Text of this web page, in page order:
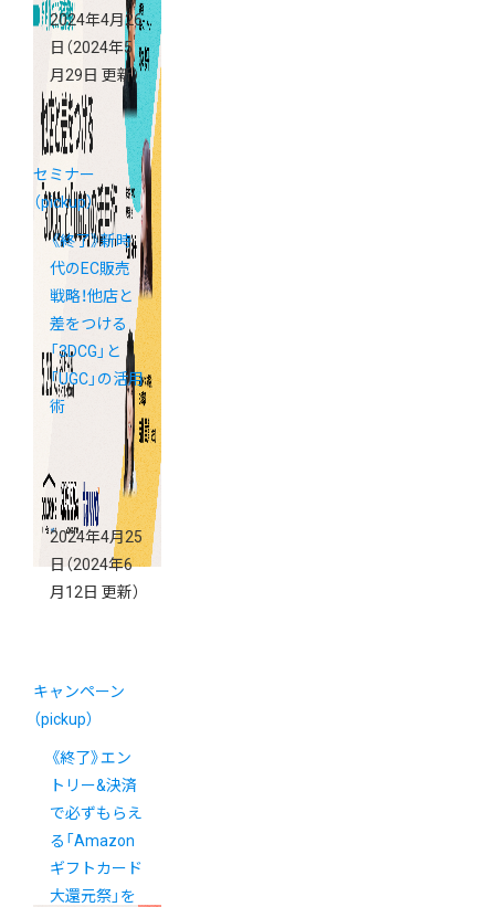
2024年4月26
日 （2024年5
月29日 更新）
セミナー
（pickup）
《終了》新時
代のEC販売
戦略！他店と
差をつける
「3DCG」と
「UGC」の活用
術
2024年4月25
日（2024年6
月12日 更新）
キャンペーン
（pickup）
《終了》エン
トリー&決済
で必ずもらえ
る「Amazon
ギフトカード
大還元祭」を